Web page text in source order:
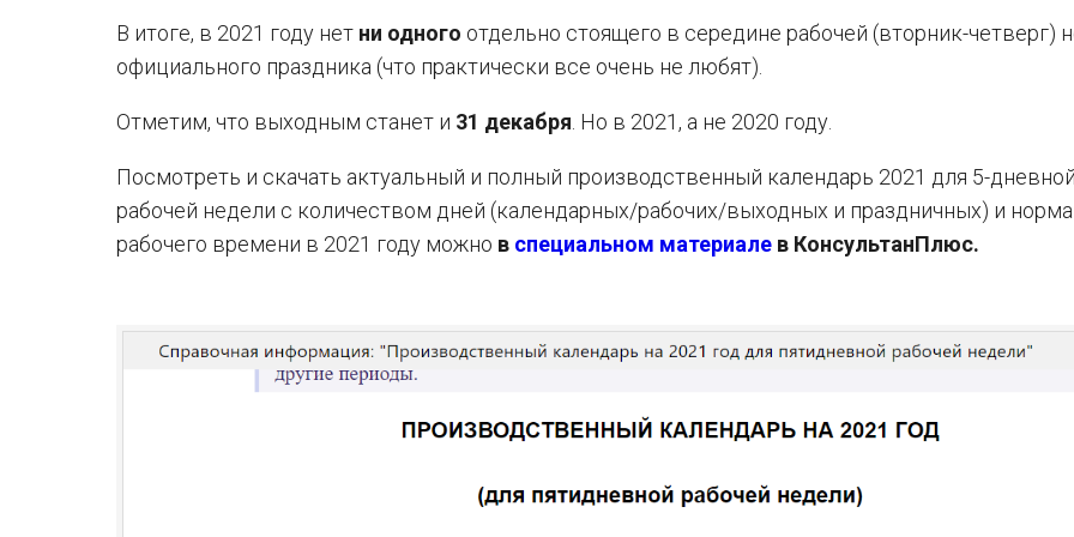
В итоге, в 2021 году нет ни одного отдельно стоящего в середине рабочей (вторник-четверг)
официального праздника (что практически все очень не любят).
Отметим, что выходным станет и 31 декабря . Но в 2021, а не 2020 году.
Посмотреть и скачать актуальный и полный производственный календарь 2021 для 5-дневной
рабочей недели с количеством дней (календарных/рабочих/выходных и праздничных) и
рабочего времени в 2021 году можно в специальном материале в КонсультанПлюс.